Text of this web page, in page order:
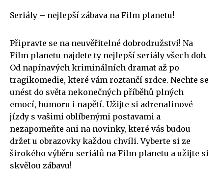
Seriály – nejlepší zábava na Film planetu!
Připravte se na neuvěřitelné dobrodružství! Na
Film planetu najdete ty nejlepší seriály všech dob.
Od napínavých kriminálních dramat až po
tragikomedie, které vám roztančí srdce. Nechte se
unést do světa nekonečných příběhů plných
emocí, humoru i napětí. Užijte si adrenalinové
jízdy s vašimi oblíbenými postavami a
nezapomeňte ani na novinky, které vás budou
držet u obrazovky každou chvíli. Vyberte si ze
širokého výběru seriálů na Film planetu a užijte si
skvělou zábavu!